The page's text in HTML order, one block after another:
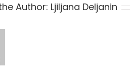
Author: Ljiljana Deljanin